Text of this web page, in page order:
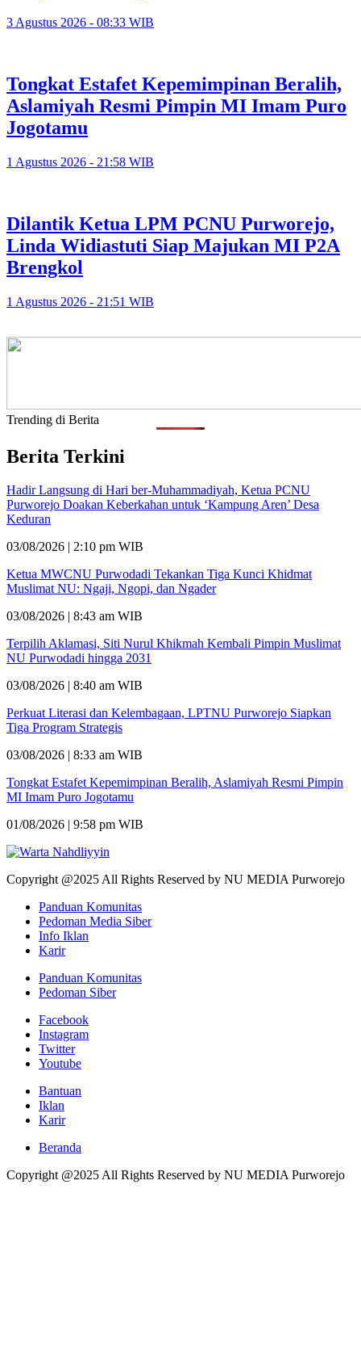
3 Agustus 2026 - 08:33 WIB
Tongkat Estafet Kepemimpinan Beralih,
Aslamiyah Resmi Pimpin MI Imam Puro
Jogotamu
1 Agustus 2026 - 21:58 WIB
Dilantik Ketua LPM PCNU Purworejo,
Linda Widiastuti Siap Majukan MI P2A
Brengkol
1 Agustus 2026 - 21:51 WIB
Trending di Berita
Berita Terkini
Hadir Langsung di Hari ber-Muhammadiyah, Ketua PCNU
Purworejo Doakan Keberkahan untuk ‘Kampung Aren’ Desa
Keduran
03/08/2026 | 2:10 pm WIB
Ketua MWCNU Purwodadi Tekankan Tiga Kunci Khidmat
Muslimat NU: Ngaji, Ngopi, dan Ngader
03/08/2026 | 8:43 am WIB
Terpilih Aklamasi, Siti Nurul Khikmah Kembali Pimpin Muslimat
NU Purwodadi hingga 2031
03/08/2026 | 8:40 am WIB
Perkuat Literasi dan Kelembagaan, LPTNU Purworejo Siapkan
Tiga Program Strategis
03/08/2026 | 8:33 am WIB
Tongkat Estafet Kepemimpinan Beralih, Aslamiyah Resmi Pimpin
MI Imam Puro Jogotamu
01/08/2026 | 9:58 pm WIB
Copyright @2025 All Rights Reserved by NU MEDIA Purworejo
Panduan Komunitas
Pedoman Media Siber
Info Iklan
Karir
Panduan Komunitas
Pedoman Siber
Facebook
Instagram
Twitter
Youtube
Bantuan
Iklan
Karir
Beranda
Copyright @2025 All Rights Reserved by NU MEDIA Purworejo